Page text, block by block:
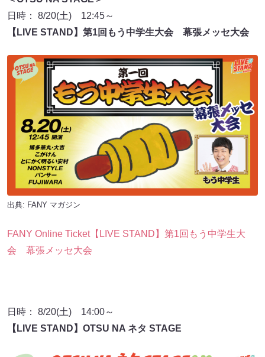
日時： 8/20(土) 12:45～
【LIVE STAND】第1回もう中学生大会 幕張メッセ大会
出典: FANY マガジン
FANY Online Ticket【LIVE STAND】第1回もう中学生大
会 幕張メッセ大会
日時： 8/20(土) 14:00～
【LIVE STAND】OTSU NA ネタ STAGE